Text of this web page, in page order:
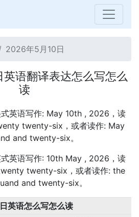
2026年5月10日
语翻译表达怎么写怎么
读
英语写作: May 10th , 2026，读
twenty-six，或者读作: May
and twenty-six。
英语写作: 10th May , 2026，读
twenty-six，或者读作: the
and twenty-six。
英语怎么写怎么读